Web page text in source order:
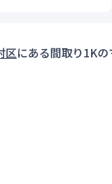
区にある間取り1Kの